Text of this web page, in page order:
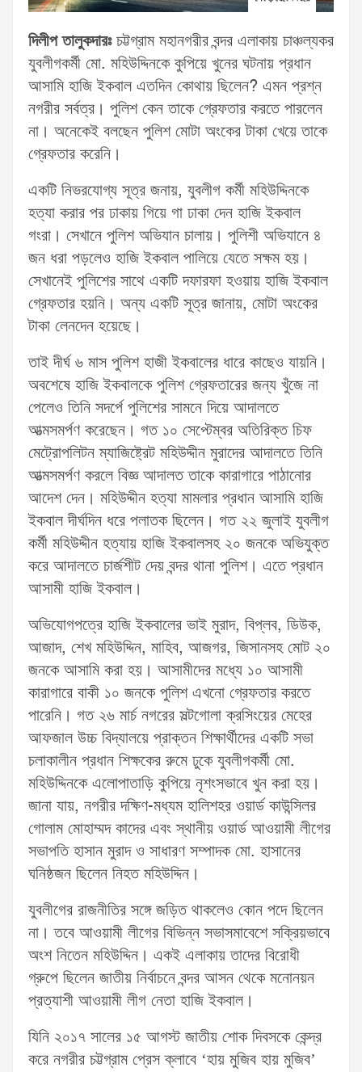
দিলীপ তালুকদারঃচট্টগ্রাম মহানগরীর বন্দর এলাকায় চাঞ্চল্যকর
যুবলীগকর্মী মো. মহিউদ্দিনকে কুপিয়ে খুনের ঘটনায় প্রধান
আসামি হাজি ইকবাল এতদিন কোথায় ছিলেন? এমন প্রশ্ন
নগরীর সর্বত্র। পুলিশ কেন তাকে গ্রেফতার করতে পারলেন
না। অনেকেই বলছেন পুলিশ মোটা অংকের টাকা খেয়ে তাকে
গ্রেফতার করেনি।
একটি নিভরযোগ্য সূত্র জনায়, যুবলীগ কর্মী মহিউদ্দিনকে
হত্যা করার পর ঢাকায় গিয়ে গা ঢাকা দেন হাজি ইকবাল
গংরা। সেখানে পুলিশ অভিযান চালায়। পুলিশী অভিযানে ৪
জন ধরা পড়লেও হাজি ইকবাল পালিয়ে যেতে সক্ষম হয়।
সেখানেই পুলিশের সাথে একটি দফারফা হওয়ায় হাজি ইকবাল
গ্রেফতার হয়নি। অন্য একটি সূত্র জানায়, মোটা অংকের
টাকা লেনদেন হয়েছে।
তাই দীর্ঘ ৬ মাস পুলিশ হাজী ইকবালের ধারে কাছেও যায়নি।
অবশেষে হাজি ইকবালকে পুলিশ গ্রেফতারের জন্য খুঁজে না
পেলেও তিনি সদর্পে পুলিশের সামনে দিয়ে আদালতে
আত্মসমর্পণ করেছেন। গত ১০ সেপ্টেম্বর অতিরিক্ত চিফ
মেট্রোপলিটন ম্যাজিষ্ট্রেট মহিউদ্দীন মুরাদের আদালতে তিনি
আত্মসমর্পণ করলে বিজ্ঞ আদালত তাকে কারাগারে পাঠানোর
আদেশ দেন। মহিউদ্দীন হত্যা মামলার প্রধান আসামি হাজি
ইকবাল দীর্ঘদিন ধরে পলাতক ছিলেন। গত ২২ জুলাই যুবলীগ
কর্মী মহিউদ্দীন হত্যায় হাজি ইকবালসহ ২০ জনকে অভিযুক্ত
করে আদালতে চার্জশীট দেয় বন্দর থানা পুলিশ। এতে প্রধান
আসামী হাজি ইকবাল।
অভিযোগপত্রে হাজি ইকবালের ভাই মুরাদ, বিপ্লব, ডিউক,
আজাদ, শেখ মহিউদ্দিন, মাহিব, আজগর, জিসানসহ মোট ২০
জনকে আসামি করা হয়। আসামীদের মধ্যে ১০ আসামী
কারাগারে বাকী ১০ জনকে পুলিশ এখনো গ্রেফতার করতে
পারেনি। গত ২৬ মার্চ নগরের সল্টগোলা ক্রসিংয়ের মেহের
আফজাল উচ্চ বিদ্যালয়ে প্রাক্তন শিক্ষার্থীদের একটি সভা
চলাকালীন প্রধান শিক্ষকের রুমে ঢুকে যুবলীগকর্মী মো.
মহিউদ্দিনকে এলোপাতাড়ি কুপিয়ে নৃশংসভাবে খুন করা হয়।
জানা যায়, নগরীর দক্ষিণ-মধ্যম হালিশহর ওয়ার্ড কাউন্সিলর
গোলাম মোহাম্মদ কাদের এবং স্থানীয় ওয়ার্ড আওয়ামী লীগের
সভাপতি হাসান মুরাদ ও সাধারণ সম্পাদক মো. হাসানের
ঘনিষ্ঠজন ছিলেন নিহত মহিউদ্দিন।
যুবলীগের রাজনীতির সঙ্গে জড়িত থাকলেও কোন পদে ছিলেন
না। তবে আওয়ামী লীগের বিভিন্ন সভাসমাবেশে সক্রিয়ভাবে
অংশ নিতেন মহিউদ্দিন। একই এলাকায় তাদের বিরোধী
গ্রুপে ছিলেন জাতীয় নির্বাচনে বন্দর আসন থেকে মনোনয়ন
প্রত্যাশী আওয়ামী লীগ নেতা হাজি ইকবাল।
যিনি ২০১৭ সালের ১৫ আগস্ট জাতীয় শোক দিবসকে কেন্দ্র
করে নগরীর চট্টগ্রাম প্রেস ক্লাবে ‘হায় মুজিব হায় মুজিব’